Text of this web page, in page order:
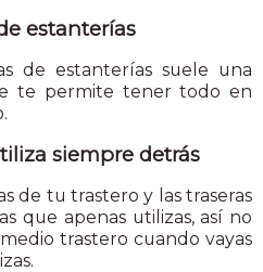
estanterías
de estanterías suele una
te permite tener todo en
siempre detrás
de tu trastero y las traseras
que apenas utilizas, así no
trastero cuando vayas